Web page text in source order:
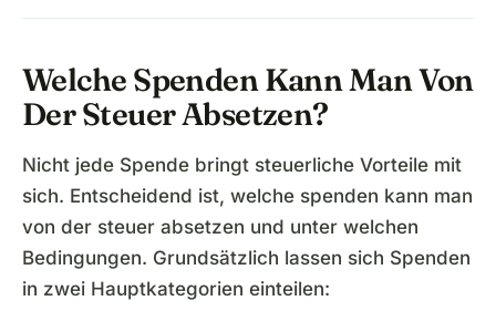
Welche Spenden Kann Man Von
Der Steuer Absetzen?
Nicht jede Spende bringt steuerliche Vorteile mit
sich. Entscheidend ist, welche spenden kann man
von der steuer absetzen und unter welchen
Bedingungen. Grundsätzlich lassen sich Spenden
in zwei Hauptkategorien einteilen: